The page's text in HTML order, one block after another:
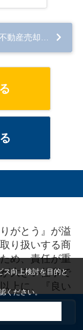
がとう』が溢
り扱いする商
め、責任が重
大きい仕事で
上に、『良い
れてありがと
ス向上検討を目的と
ください。